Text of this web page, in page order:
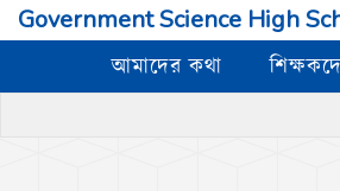
Government Science High
আমাদের কথা